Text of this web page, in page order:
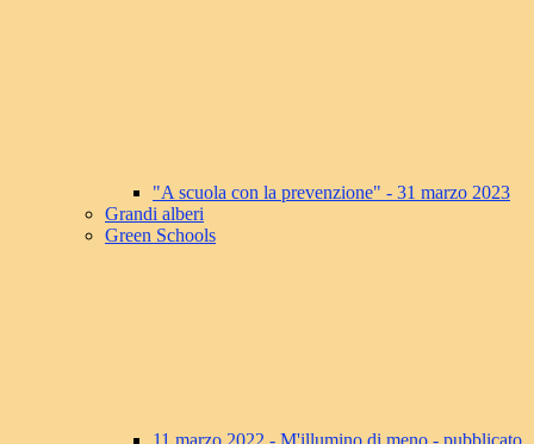
"A scuola con la prevenzione" - 31 marzo 2023
Grandi alberi
Green Schools